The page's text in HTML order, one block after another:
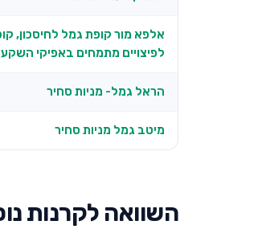
אלפא מור קופת גמל לחיסכון,
לפיצויים מתמחים באפיקי
הראל גמל- מניות סחיר
מיטב גמל מניות סחיר
השוואה לקרנות